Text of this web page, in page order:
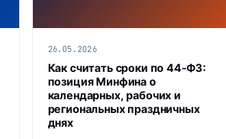
26.05.2026
Как считать сроки по 44‑ФЗ:
позиция Минфина о
календарных, рабочих и
региональных праздничных
днях